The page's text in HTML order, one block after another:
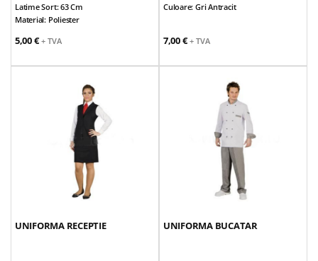
Latime Sort: 63 Cm
Material: Poliester
5,00 € + TVA
Culoare: Gri Antracit
7,00 € + TVA
UNIFORMA RECEPTIE UNIFORMA BUCATAR